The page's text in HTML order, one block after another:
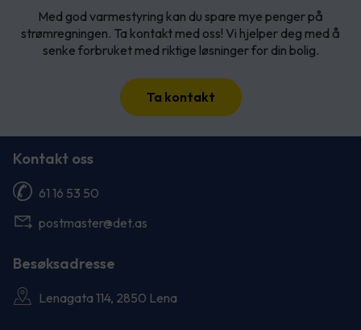
Med god varmestyring kan du spare mye penger på
strømregningen. Ta kontakt med oss! Vi hjelper deg med å
senke forbruket med riktige løsninger for din bolig.
Ta kontakt
Kontakt oss
61 16 53 50
postmaster@det.as
Besøksadresse
Lenagata 114, 2850 Lena